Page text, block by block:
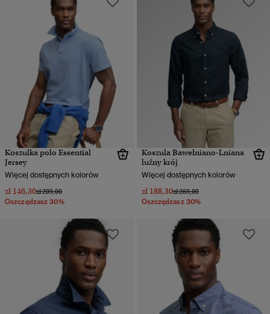
Koszulka polo Essential
Jersey
Więcej dostępnych kolorów
zł 146,30Cena obniżona od
zł 209,00do
Oszczędzasz 30%
Koszula Bawełniano-Lniana
luźny krój
Więcej dostępnych kolorów
zł 188,30Cena obniżona od
zł 269,00do
Oszczędzasz 30%